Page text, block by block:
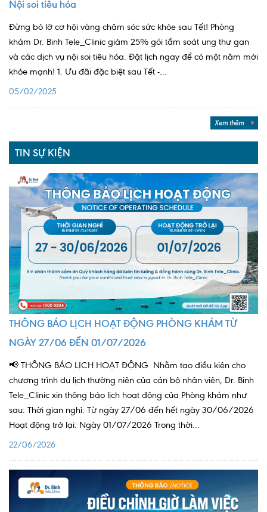
Nội soi tiêu hóa
Đừng bỏ lỡ cơ hội vàng chăm sóc sức khỏe sau Tết! Phòng
khám Dr. Binh Tele_Clinic giảm 25% gói tầm soát ung thư gan
và các dịch vụ nội soi tiêu hóa. Đặt lịch ngay để có một năm mới
khỏe mạnh! 1. Ưu đãi đặc biệt sau Tết -...
05/02/2025
Xem thêm
TIN SỰ KIỆN
THÔNG BÁO LỊCH HOẠT ĐỘNG PHÒNG KHÁM TỪ
NGÀY 27/06 ĐẾN 01/07/2026
📢 THÔNG BÁO LỊCH HOẠT ĐỘNG Nhằm tạo điều kiện cho
chương trình du lịch thường niên của cán bộ nhân viên, Dr. Binh
Tele_Clinic xin thông báo lịch hoạt động của Phòng khám như
sau: Thời gian nghỉ: Từ ngày 27/06 đến hết ngày 30/06/2026
Hoạt động trở lại: Ngày 01/07/2026 Trong thời...
22/06/2026